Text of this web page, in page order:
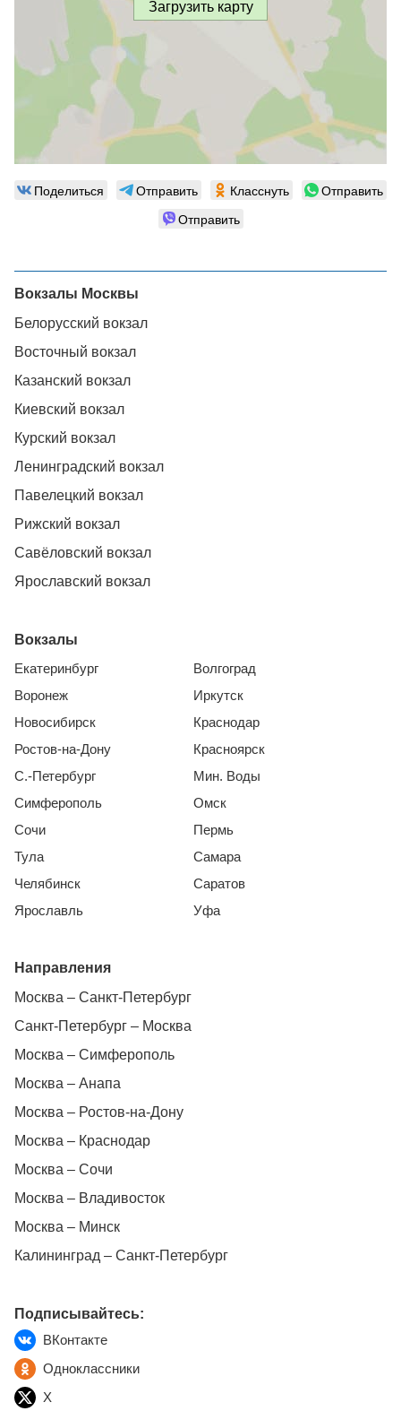
Загрузить карту
Поделиться Отправить Класснуть
Отправить
Отправить
Вокзалы Москвы
Белорусский вокзал
Восточный вокзал
Казанский вокзал
Киевский вокзал
Курский вокзал
Ленинградский вокзал
Павелецкий вокзал
Рижский вокзал
Савёловский вокзал
Ярославский вокзал
Вокзалы
Екатеринбург
Воронеж
Новосибирск
Ростов-на-Дону
С.-Петербург
Симферополь
Сочи
Тула
Челябинск
Ярославль
Волгоград
Иркутск
Краснодар
Красноярск
Мин. Воды
Омск
Пермь
Самара
Саратов
Уфа
Направления
Москва – Санкт-Петербург
Санкт-Петербург – Москва
Москва – Симферополь
Москва – Анапа
Москва – Ростов-на-Дону
Москва – Краснодар
Москва – Сочи
Москва – Владивосток
Москва – Минск
Калининград – Санкт-Петербург
Подписывайтесь:
ВКонтакте
Одноклассники
X